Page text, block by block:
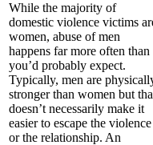
While the majority of
domestic violence victims
women, abuse of men
happens far more often than
you’d probably expect.
Typically, men are
stronger than women but
doesn’t necessarily make it
easier to escape the violence
or the relationship. An